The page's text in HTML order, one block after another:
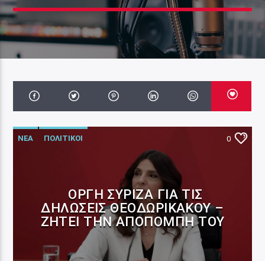
ΝΕΑ ΠΟΛΙΤΙΚΟΙ 0
ΟΡΓΉ ΣΥΡΙΖΑ ΓΙΑ ΤΙΣ
ΔΗΛΏΣΕΙΣ ΘΕΟΔΩΡΙΚΆΚΟΥ –
ΖΗΤΕΊ ΤΗΝ ΑΠΟΠΟΜΠΉ ΤΟΥ